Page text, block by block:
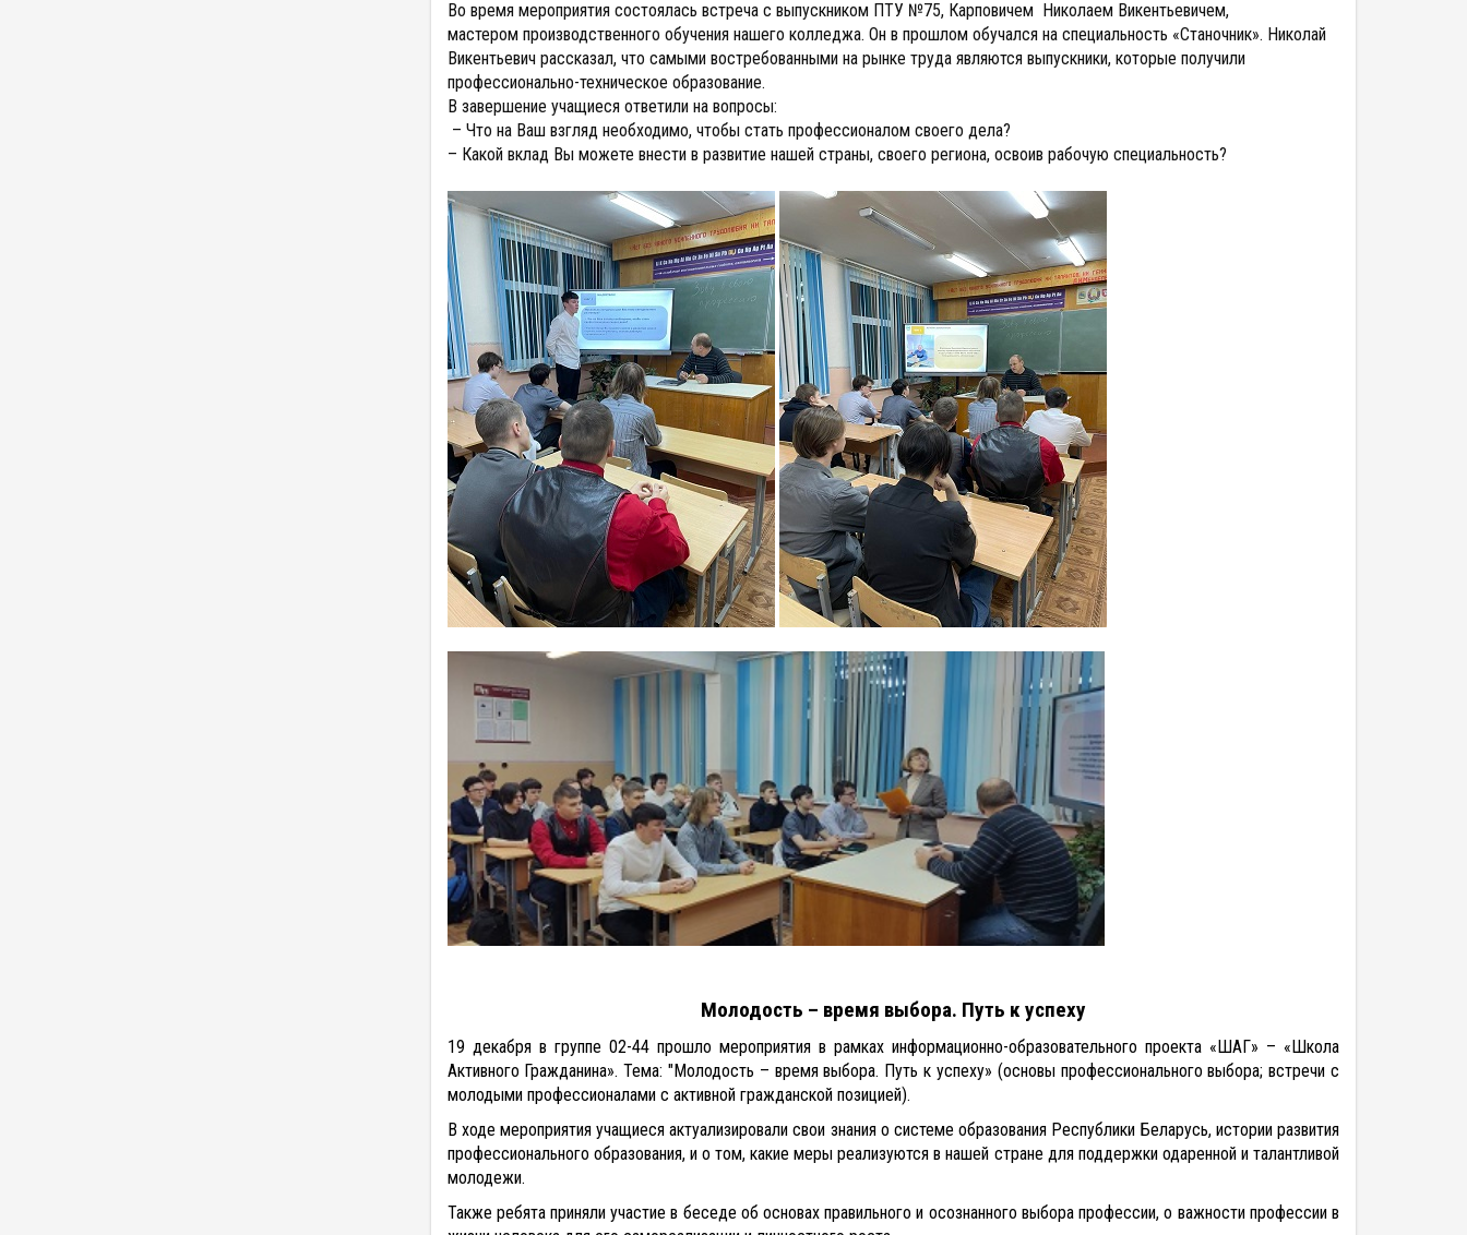
Во время мероприятия состоялась встреча с выпускником ПТУ №75, Карповичем Николаем Викентьевичем,
мастером производственного обучения нашего колледжа. Он в прошлом обучался на специальность «Станочник». Николай
Викентьевич рассказал, что самыми востребованными на рынке труда являются выпускники, которые получили
профессионально-техническое образование.
В завершение учащиеся ответили на вопросы:
– Что на Ваш взгляд необходимо, чтобы стать профессионалом своего дела?
– Какой вклад Вы можете внести в развитие нашей страны, своего региона, освоив рабочую специальность?
Молодость – время выбора. Путь к успеху
19 декабря в группе 02-44 прошло мероприятия в рамках информационно-образовательного проекта «ШАГ» – «Школа
Активного Гражданина». Тема: "Молодость – время выбора. Путь к успеху» (основы профессионального выбора; встречи с
молодыми профессионалами с активной гражданской позицией).
В ходе мероприятия учащиеся актуализировали свои знания о системе образования Республики Беларусь, истории развития
профессионального образования, и о том, какие меры реализуются в нашей стране для поддержки одаренной и талантливой
молодежи.
Также ребята приняли участие в беседе об основах правильного и осознанного выбора профессии, о важности профессии в